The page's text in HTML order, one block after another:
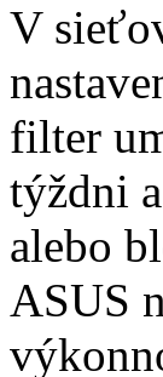
V
filter
týždni
alebo
ASUS